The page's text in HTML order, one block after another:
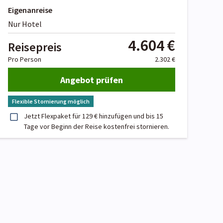
Eigenanreise
Nur Hotel
Reisepreis 4.604 €
Pro Person 2.302 €
Angebot prüfen
Flexible Stornierung möglich
Jetzt Flexpaket für 129 € hinzufügen und bis 15
Tage vor Beginn der Reise kostenfrei stornieren.